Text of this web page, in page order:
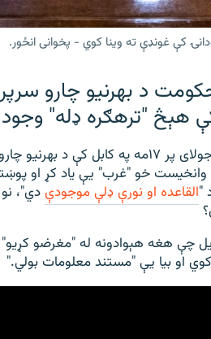
کې غونډې ته وینا کوي - پخوانی انځور.
د بهرنیو چارو
هېڅ "ترهګره ډله"
امیر خان متقي د جولای پر ۱۷مه په
وانخیست خو "غرب" یې یاد کړ او
"القاعده او نورې ډلې موجودېدي"،
چې هغه هېوادونه له "مغرضو کړیو"
او بیا یې "مستند معلومات بولي."